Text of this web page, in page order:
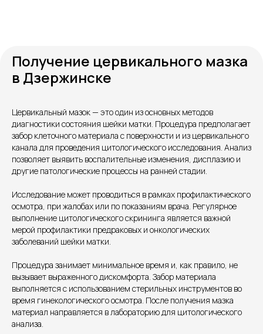
Получение цервикального мазка
в Дзержинске
Цервикальный мазок — это один из основных методов
диагностики состояния шейки матки. Процедура предполагает
забор клеточного материала с поверхности и из цервикального
канала для проведения цитологического исследования. Анализ
позволяет выявить воспалительные изменения, дисплазию и
другие патологические процессы на ранней стадии.
Исследование может проводиться в рамках профилактического
осмотра, при жалобах или по показаниям врача. Регулярное
выполнение цитологического скрининга является важной
мерой профилактики предраковых и онкологических
заболеваний шейки матки.
Процедура занимает минимальное время и, как правило, не
вызывает выраженного дискомфорта. Забор материала
выполняется с использованием стерильных инструментов во
время гинекологического осмотра. После получения мазка
материал направляется в лабораторию для цитологического
анализа.
Контакты
+7 8313 248 248
Единый номер
Патоличева 21Д,П.1 Новый